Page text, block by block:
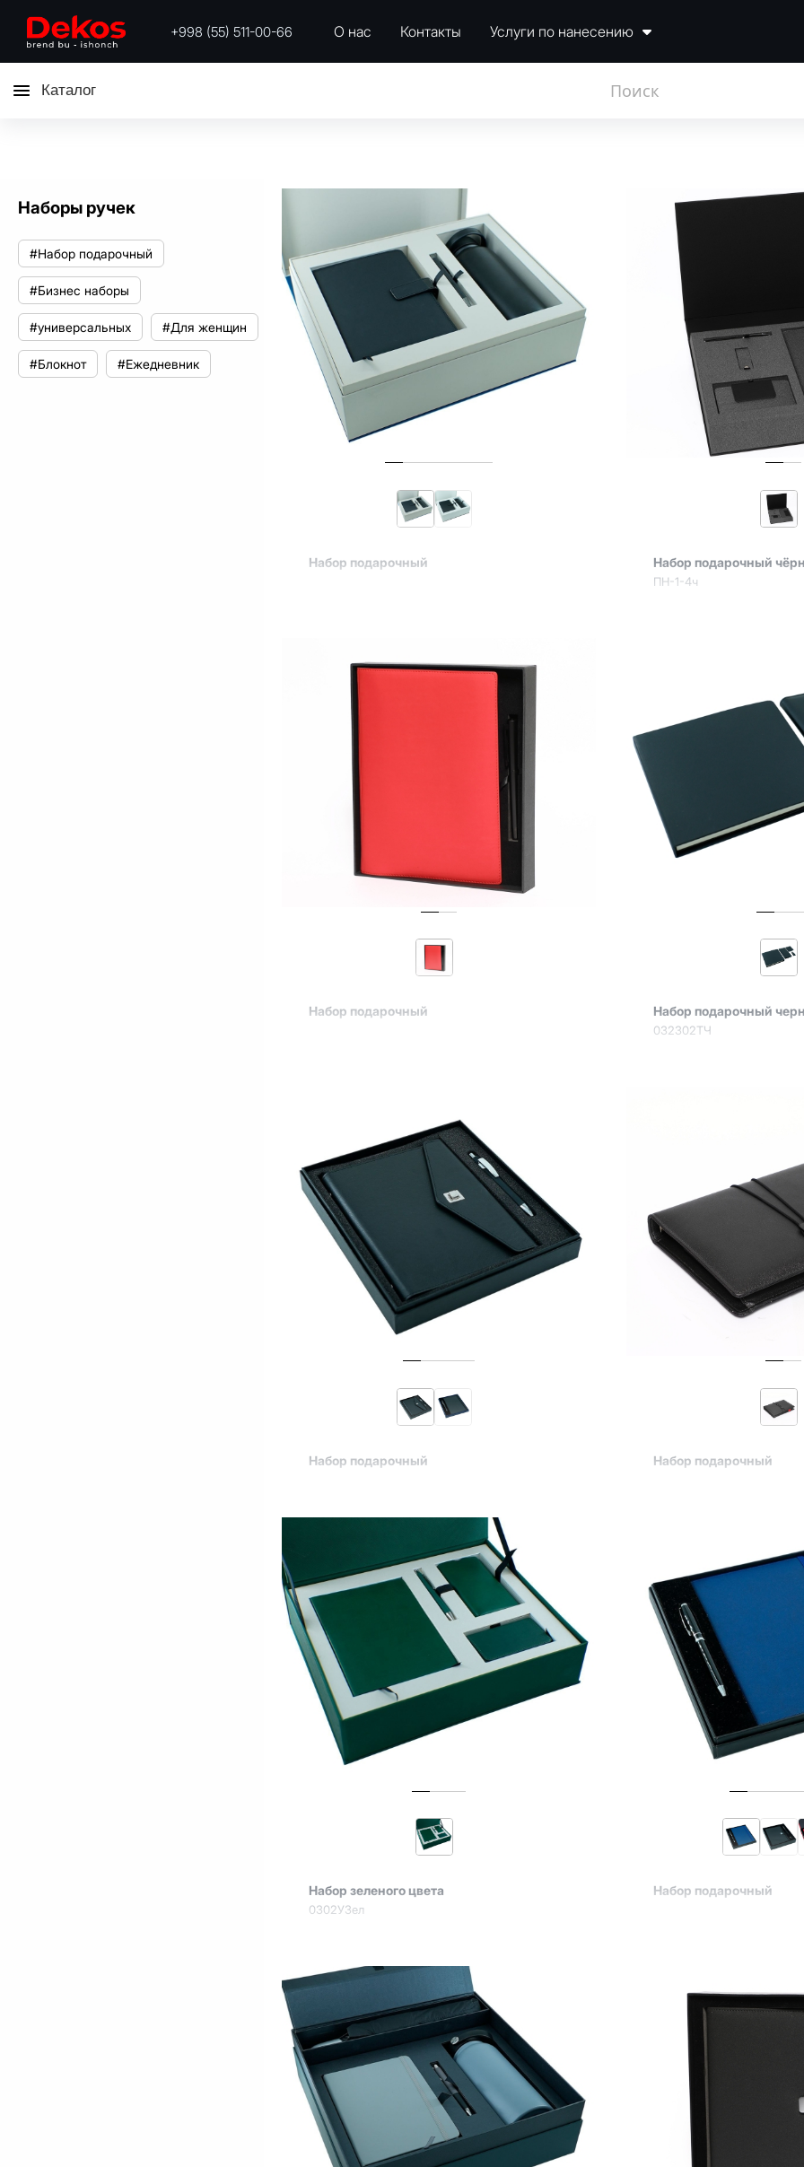
+998 (55) 511-00-66 О нас Контакты Услуги по нанесению
Каталог
Наборы ручек
#Набор подарочный
#Бизнес наборы
#универсальных #Для женщин
#Блокнот #Ежедневник
Набор подарочный Набор подарочный
ПН-1-4ч
Набор подарочный Набор подарочный
032302ТЧ
Набор подарочный Набор подарочный
Набор зеленого цвета
0302УЗел
Набор подарочный